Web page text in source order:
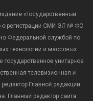
«Государственный
о регистрации СМИ ЭЛ № ФС
Федеральной службой по
технологий и массовых
унитарное
телевизионная и
Главной редакции
Главный редактор сайта: